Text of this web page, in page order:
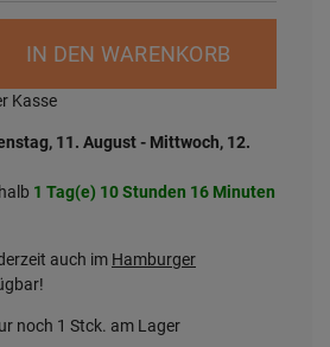
IN DEN WARENKORB
Kasse
11. August - Mittwoch, 12.
1 Tag(e) 10 Stunden 16 Minuten
auch im Hamburger
noch 1 Stck. am Lager